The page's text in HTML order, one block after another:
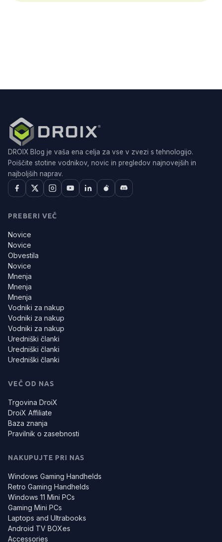
DROIX Blog je vaša ena celja za vse v zvezi s tehnologijo.
Poiščite stotine vodnikov, novic in pregledov najnovejših in
najboljših naprav.
PREBERI VEČ
Novice
Novice
Obvestila
Novice
Mnenja
Mnenja
Mnenja
Vodniki za nakup
Vodniki za nakup
Vodniki za nakup
Uredniški članki
Uredniški članki
Uredniški članki
VEČ OD NAS
Trgovina DroiX
DroiX Affiliate
Baza znanja
Pravilnik o zasebnosti
NAKUPUJTE PRI NAS
Windows Gaming Handhelds
Retro Gaming Handhelds
Windows 11 Mini PCs
Gaming Mini PCs
Laptops and Ultrabooks
Android TV BOXes
Accessories